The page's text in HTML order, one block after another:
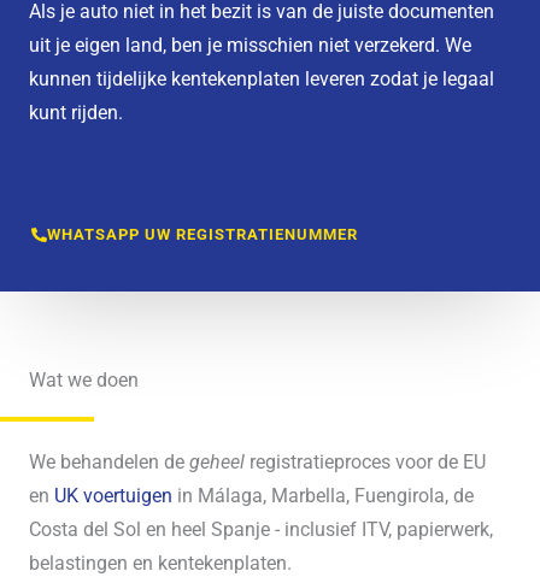
Als je auto niet in het bezit is van de juiste documenten
uit je eigen land, ben je misschien niet verzekerd. We
kunnen tijdelijke kentekenplaten leveren zodat je legaal
kunt rijden.
WHATSAPP UW REGISTRATIENUMMER
Wat we doen
We behandelen de geheel registratieproces voor de EU
en UK voertuigen in Málaga, Marbella, Fuengirola, de
Costa del Sol en heel Spanje - inclusief ITV, papierwerk,
belastingen en kentekenplaten.